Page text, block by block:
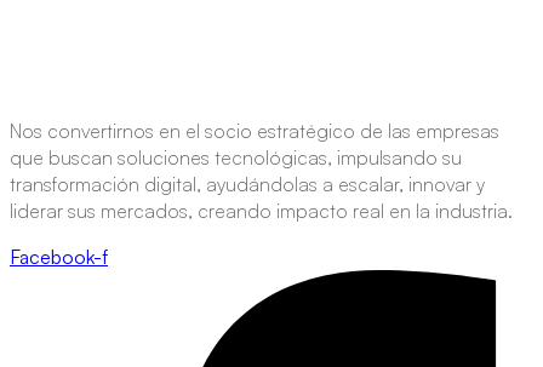
Nos convertirnos en el socio estratégico de las empresas
que buscan soluciones tecnológicas, impulsando su
transformación digital, ayudándolas a escalar, innovar y
liderar sus mercados, creando impacto real en la industria.
Facebook-f